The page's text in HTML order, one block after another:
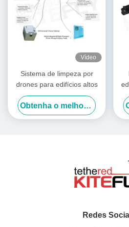
Vídeo
Sistema de limpeza por
drones para edifícios altos
Obtenha o melhor preço
Redes